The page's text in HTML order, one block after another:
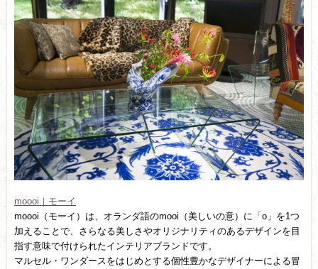
moooi｜モーイ
moooi（モーイ）は、オランダ語のmooi（美しいの意）に「o」を1つ
加えることで、さらなる美しさやオリジナリティのあるデザインを目
指す意味で付けられたインテリアブランドです。
マルセル・ワンダースをはじめとする個性豊かなデザイナーによる冒